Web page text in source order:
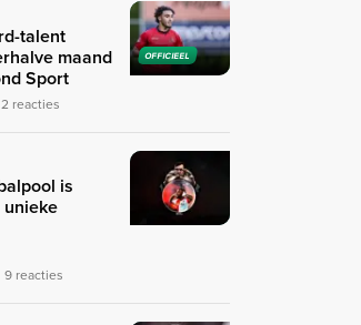
OFFICIEEL
talent
maand
Sport
2 reacties
is
9 reacties